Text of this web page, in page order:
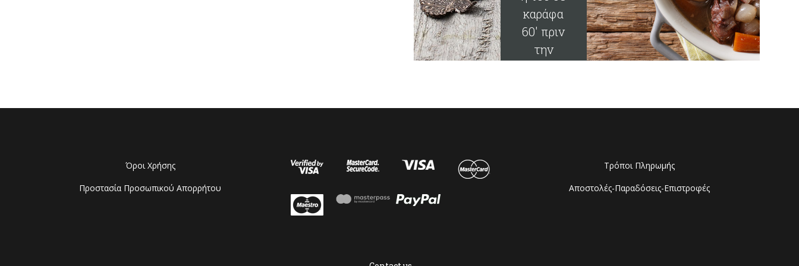
καράφα
60' πριν
την
Όροι Χρήσης
Προστασία Προσωπικού Απορρήτου
Τρόποι Πληρωμής
Αποστολές-Παραδόσεις-Επιστροφές